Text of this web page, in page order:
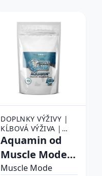
DOPLNKY VÝŽIVY |
KĹBOVÁ VÝŽIVA |
AQUAMÍN
Aquamin od
Muscle Mode
250 g Neutrál
Muscle Mode